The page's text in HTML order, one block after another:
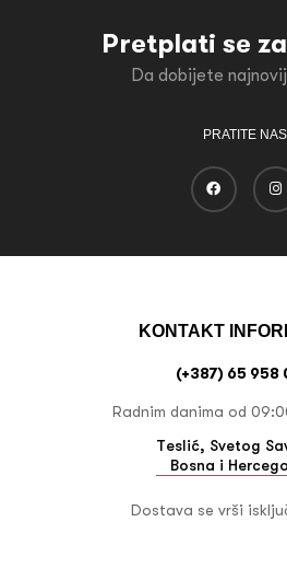
Pretplati se
Da dobijete
PRATITE NAS
KONTAKT
(+387) 65 958
Radnim danima od
Teslić, Svetog
Bosna i
Dostava se vrši